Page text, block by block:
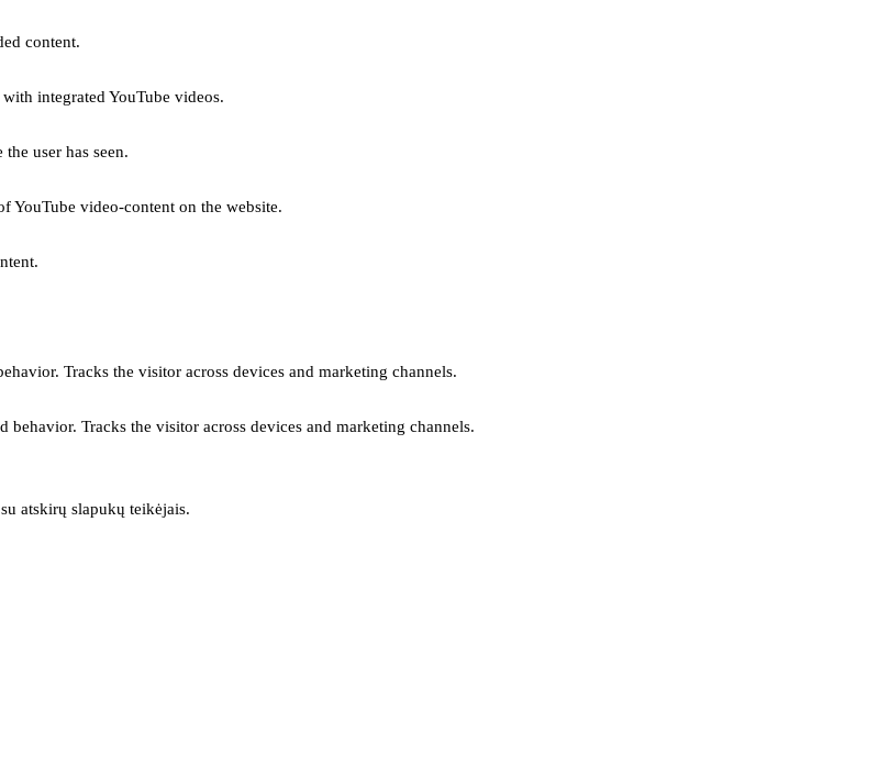
content.
integrated YouTube videos.
user has seen.
YouTube video-content on the website.
Tracks the visitor across devices and marketing channels.
Tracks the visitor across devices and marketing channels.
atskirų slapukų teikėjais.